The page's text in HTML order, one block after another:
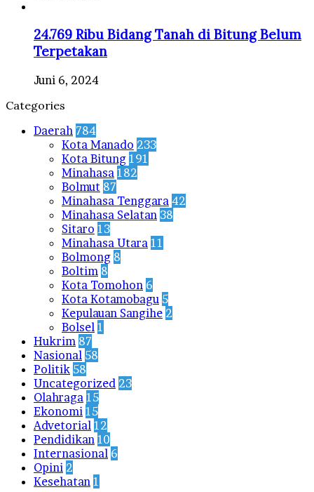
24.769 Ribu Bidang Tanah di Bitung Belum
Terpetakan
Juni 6, 2024
Categories
Daerah 784
Kota Manado 233
Kota Bitung 191
Minahasa 182
Bolmut 87
Minahasa Tenggara 42
Minahasa Selatan 38
Sitaro 13
Minahasa Utara 11
Bolmong 8
Boltim 8
Kota Tomohon 6
Kota Kotamobagu 5
Kepulauan Sangihe 2
Bolsel 1
Hukrim 87
Nasional 58
Politik 58
Uncategorized 23
Olahraga 15
Ekonomi 15
Advetorial 12
Pendidikan 10
Internasional 6
Opini 2
Kesehatan 1